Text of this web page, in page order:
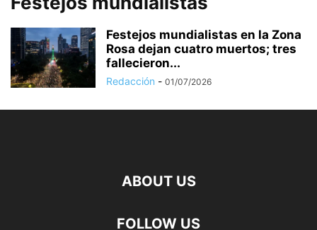
Festejos mundialistas en la Zona
Rosa dejan cuatro muertos; tres
fallecieron...
Redacción - 01/07/2026
ABOUT US
FOLLOW US